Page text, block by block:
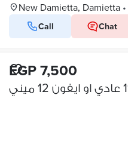
New Damietta, Damietta •
Call Chat
EGP 7,500